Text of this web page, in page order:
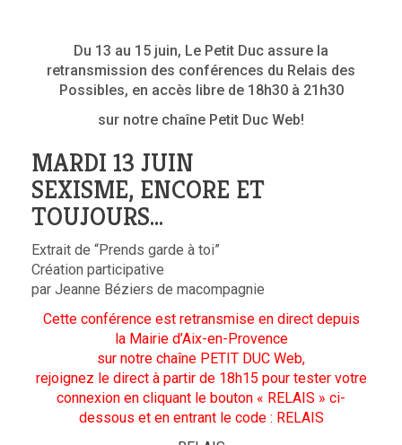
Du 13 au 15 juin, Le Petit Duc assure la
retransmission des conférences du Relais des
Possibles, en accès libre de 18h30 à 21h30
sur notre chaîne Petit Duc Web!
MARDI 13 JUIN
SEXISME, ENCORE ET
TOUJOURS…
Extrait de “Prends garde à toi”
Création participative
par Jeanne Béziers de macompagnie
Cette conférence est retransmise en direct depuis
la Mairie d’Aix-en-Provence
sur notre chaîne PETIT DUC Web,
rejoignez le direct à partir de 18h15 pour tester votre
connexion en cliquant le bouton « RELAIS » ci-
dessous et en entrant le code : RELAIS